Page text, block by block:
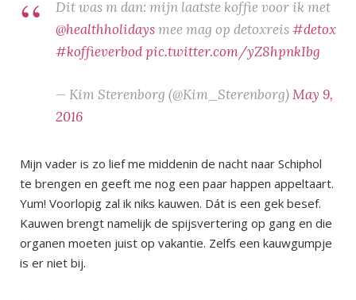
Dit was m dan: mijn laatste koffie voor ik met
@healthholidaysmee mag op detoxreis#detox
#koffieverbodpic.twitter.com/yZ8hpnkIbg
— Kim Sterenborg (@Kim_Sterenborg)May 9,
2016
Mijn vader is zo lief me middenin de nacht naar Schiphol
te brengen en geeft me nog een paar happen appeltaart.
Yum! Voorlopig zal ik niks kauwen. Dát is een gek besef.
Kauwen brengt namelijk de spijsvertering op gang en die
organen moeten juist op vakantie. Zelfs een kauwgumpje
is er niet bij.